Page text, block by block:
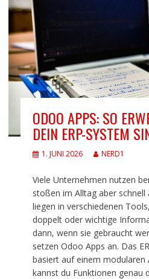
ODOO APPS: SO
DEIN ERP-SYSTEM
1. JUNI 2026 NERD1
Viele Unternehmen nutzen
stoßen im Alltag aber schnell
liegen in verschiedenen
doppelt oder wichtige
dann, wenn sie gebraucht
setzen Odoo Apps an. Das
basiert auf einem modularen
kannst du Funktionen genau